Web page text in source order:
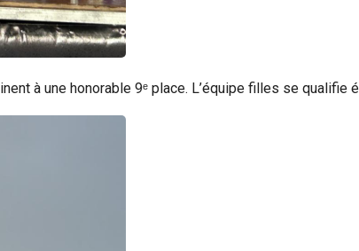
à une honorable 9ᵉ place. L’équipe filles se qualifie